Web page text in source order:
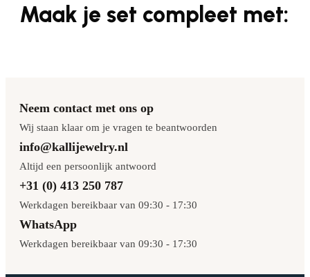
Maak je set compleet met:
Neem contact met ons op
Wij staan klaar om je vragen te beantwoorden
info@kallijewelry.nl
Altijd een persoonlijk antwoord
+31 (0) 413 250 787
Werkdagen bereikbaar van 09:30 - 17:30
WhatsApp
Werkdagen bereikbaar van 09:30 - 17:30